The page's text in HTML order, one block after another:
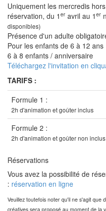
Uniquement les mercredis
réservation, du 1 er avril au 1 er
disponibles)
Présence d'un adulte
Pour les enfants de 6 à 12 ans
6 à 8 enfants / anniversaire
Téléchargez l'invitation en
TARIFS :
Formule 1 :
2h d'animation et goûter inclus
Formule 2 :
2h d'animation et goûter non inclus
Réservations
Vous avez la possibilité de
: réservation en ligne
Veuillez toutefois noter qu'il ne s'agit que
créatives sera proposé au moment de la